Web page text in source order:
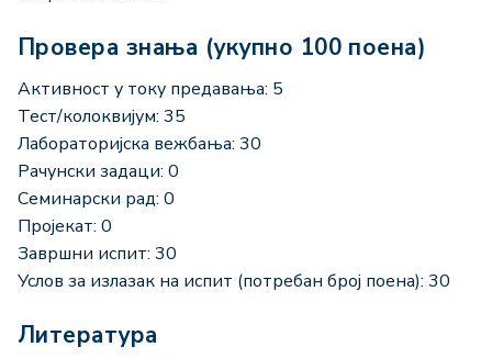
Провера знања (укупно 100 поена)
Активност у току предавања: 5
Тест/колоквијум: 35
Лабораторијска вежбања: 30
Рачунски задаци: 0
Семинарски рад: 0
Пројекат: 0
Завршни испит: 30
Услов за излазак на испит (потребан број поена): 30
Литература